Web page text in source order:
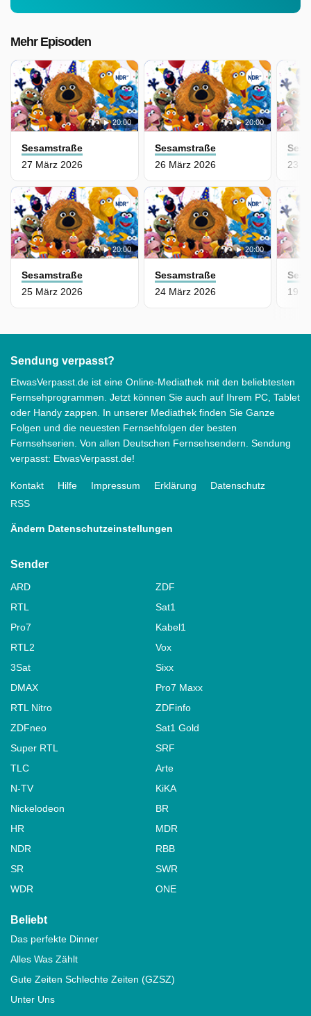
Mehr Episoden
20:00
Sesamstraße
27 März 2026
20:00
Sesamstraße
26 März 2026
20:00
Sesamstraße
25 März 2026
20:00
Sesamstraße
24 März 2026
23
19
Sendung verpasst?
EtwasVerpasst.de ist eine Online-Mediathek mit den beliebtesten
Fernsehprogrammen. Jetzt können Sie auch auf Ihrem PC, Tablet
oder Handy zappen. In unserer Mediathek finden Sie Ganze
Folgen und die neuesten Fernsehfolgen der besten
Fernsehserien. Von allen Deutschen Fernsehsendern. Sendung
verpasst: EtwasVerpasst.de!
Kontakt Hilfe Impressum Erklärung
Datenschutz
RSS
Ändern Datenschutzeinstellungen
Sender
ARD
ZDF
RTL
Sat1
Pro7
Kabel1
RTL2
Vox
3Sat
Sixx
DMAX
Pro7 Maxx
RTL Nitro
ZDFinfo
ZDFneo
Sat1 Gold
Super RTL
SRF
TLC
Arte
N-TV
KiKA
Nickelodeon
BR
HR
MDR
NDR
RBB
SR
SWR
WDR
ONE
Beliebt
Das perfekte Dinner
Alles Was Zählt
Gute Zeiten Schlechte Zeiten (GZSZ)
Unter Uns